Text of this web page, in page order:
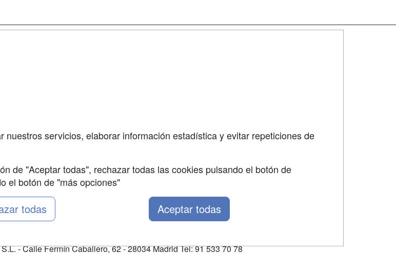
- Calle Fermín Caballero, 62 - 28034 Madrid Tel: 91 533 70 78
servicios, elaborar información estadística y evitar repeticiones de
de "Aceptar todas", rechazar todas las cookies pulsando el botón de
el botón de "más opciones"
todas Aceptar todas